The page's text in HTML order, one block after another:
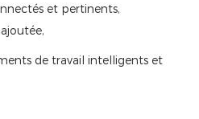
et pertinents,
de travail intelligents et